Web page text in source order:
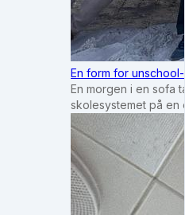
En form for
En morgen i en sofa
skolesystemet på en